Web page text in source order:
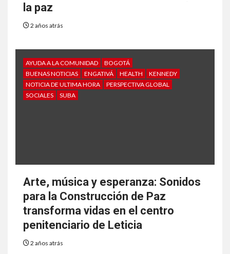
la paz
2 años atrás
AYUDA A LA COMUNIDAD
BOGOTÁ
BUENAS NOTICIAS
ENGATIVÁ HEALTH
KENNEDY
NOTICIA DE ULTIMA HORA
PERSPECTIVA GLOBAL
SOCIALES
SUBA
Arte, música y esperanza: Sonidos
para la Construcción de Paz
transforma vidas en el centro
penitenciario de Leticia
2 años atrás